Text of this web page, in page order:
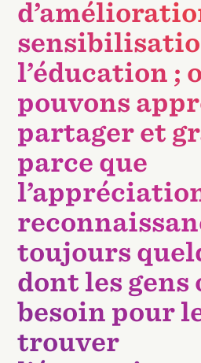
l’éducation ;
pouvons
partager et
parce que
toujours
dont les gens
besoin pour
trouver